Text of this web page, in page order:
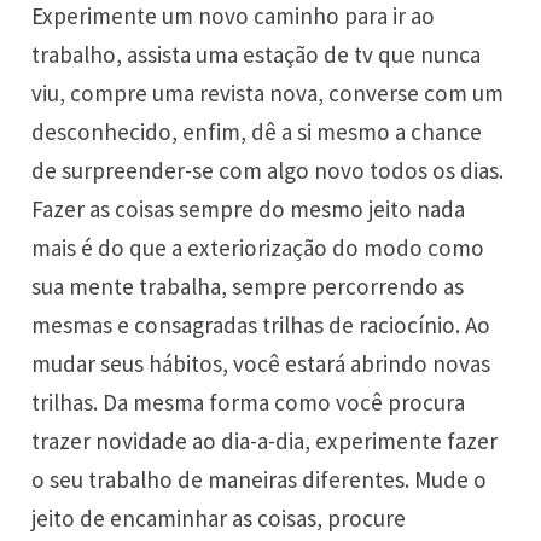
Experimente um novo caminho para ir ao
trabalho, assista uma estação de tv que nunca
viu, compre uma revista nova, converse com um
desconhecido, enfim, dê a si mesmo a chance
de surpreender-se com algo novo todos os dias.
Fazer as coisas sempre do mesmo jeito nada
mais é do que a exteriorização do modo como
sua mente trabalha, sempre percorrendo as
mesmas e consagradas trilhas de raciocínio. Ao
mudar seus hábitos, você estará abrindo novas
trilhas. Da mesma forma como você procura
trazer novidade ao dia-a-dia, experimente fazer
o seu trabalho de maneiras diferentes. Mude o
jeito de encaminhar as coisas, procure